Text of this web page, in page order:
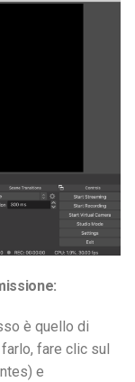
è quello di
fare clic sul
e